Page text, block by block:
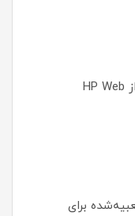
قابلیت مدیریت پیشرفته: پشتیبانی از HP Web
برای